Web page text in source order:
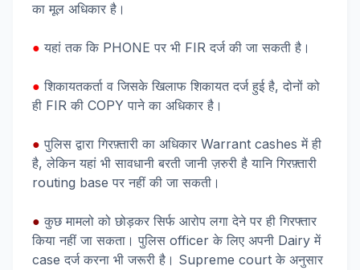
का मूल अधिकार है।
● यहां तक कि PHONE पर भी FIR दर्ज की जा सकती है।
● शिकायतकर्ता व जिसके खिलाफ शिकायत दर्ज हुई है, दोनों को
ही FIR की COPY पाने का अधिकार है।
● पुलिस द्वारा गिरफ़्तारी का अधिकार Warrant cashes में ही
है, लेकिन यहां भी सावधानी बरती जानी ज़रुरी है यानि गिरफ़्तारी
routing base पर नहीं की जा सकती।
● कुछ मामलो को छोड़कर सिर्फ आरोप लगा देने पर ही गिरफ्तार
किया नहीं जा सकता। पुलिस officer के लिए अपनी Dairy में
case दर्ज करना भी जरूरी है। Supreme court के अनुसार